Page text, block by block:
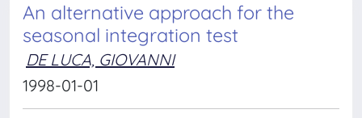
An alternative approach for the
seasonal integration test
DE LUCA, GIOVANNI
1998-01-01